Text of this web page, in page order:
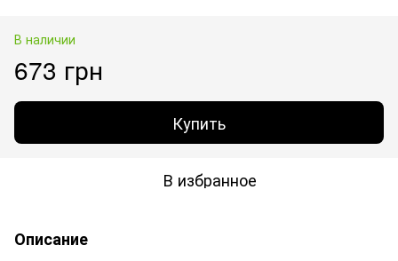
В наличии
673 грн
Купить
В избранное
Описание